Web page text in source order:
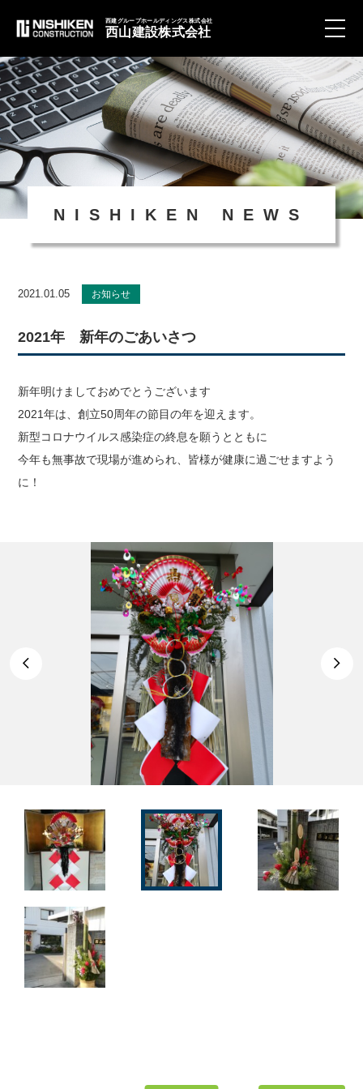
toggle
西建グループホールディングス株式会社
西山建設株式会社
NISHIKEN NEWS
2021.01.05 お知らせ
2021年 新年のごあいさつ
新年明けましておめでとうございます
2021年は、創立50周年の節目の年を迎えます。
新型コロナウイルス感染症の終息を願うとともに
今年も無事故で現場が進められ、皆様が健康に過ごせますよう
に！